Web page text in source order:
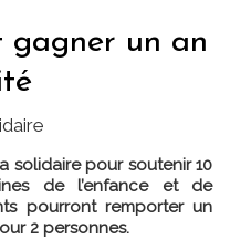
un an
solidaire pour soutenir 10
de l’enfance et de
pourront remporter un
2 personnes.